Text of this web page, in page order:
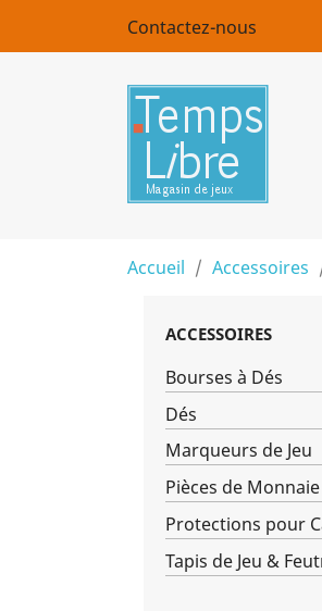
Contactez-nous
Accueil Accessoires
ACCESSOIRES
Bourses à Dés
Dés
Marqueurs de Jeu
Pièces de Monnaie
Protections pour
Tapis de Jeu &